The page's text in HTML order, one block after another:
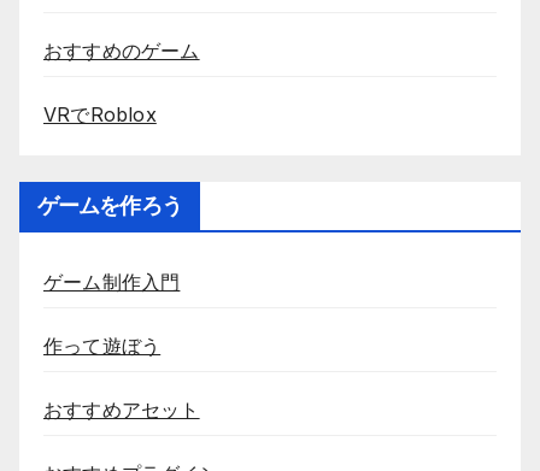
おすすめのゲーム
VRでRoblox
ゲームを作ろう
ゲーム制作入門
作って遊ぼう
おすすめアセット